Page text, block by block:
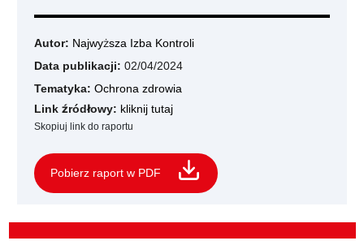
Autor: Najwyższa Izba Kontroli
Data publikacji: 02/04/2024
Tematyka: Ochrona zdrowia
Link źródłowy: kliknij tutaj
Skopiuj link do raportu
Pobierz raport w PDF